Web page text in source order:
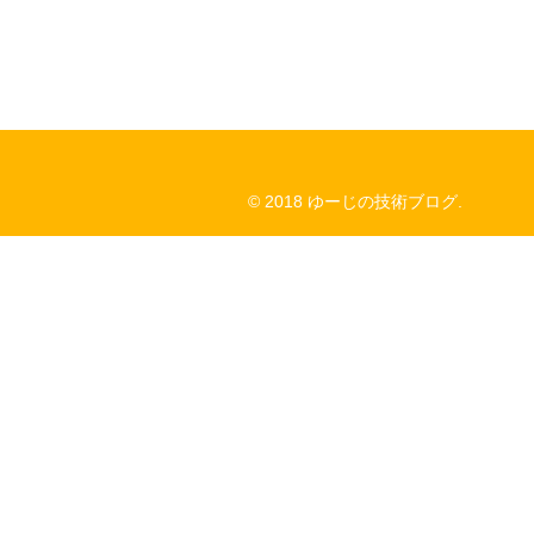
© 2018 ゆーじの技術ブログ.